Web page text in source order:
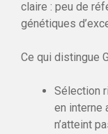
claire : peu de
génétiques
Ce qui distingue
Sélection
en interne
n’atteint